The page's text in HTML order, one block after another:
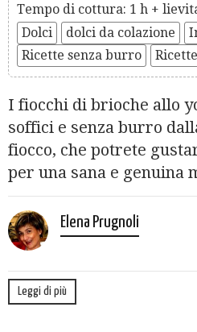
Tempo di cottura: 1 h +
Dolci
dolci da colazione
Ricette senza burro
I fiocchi di brioche allo
soffici e senza burro
fiocco, che potrete
per una sana e genuina
Elena Prugnoli
Leggi di più